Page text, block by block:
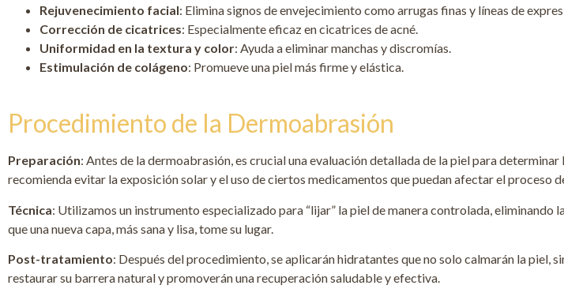
Rejuvenecimiento facial: Elimina signos de envejecimiento como arrugas finas y líneas de
Corrección de cicatrices: Especialmente eficaz en cicatrices de acné.
Uniformidad en la textura y color: Ayuda a eliminar manchas y discromías.
Estimulación de colágeno: Promueve una piel más firme y elástica.
Procedimiento de la Dermoabrasión
Preparación: Antes de la dermoabrasión, es crucial una evaluación detallada de la piel para
recomienda evitar la exposición solar y el uso de ciertos medicamentos que puedan afectar el proceso
Técnica: Utilizamos un instrumento especializado para “lijar” la piel de manera controlada, eliminando
que una nueva capa, más sana y lisa, tome su lugar.
Post-tratamiento: Después del procedimiento, se aplicarán hidratantes que no solo calmarán la piel,
restaurar su barrera natural y promoverán una recuperación saludable y efectiva.